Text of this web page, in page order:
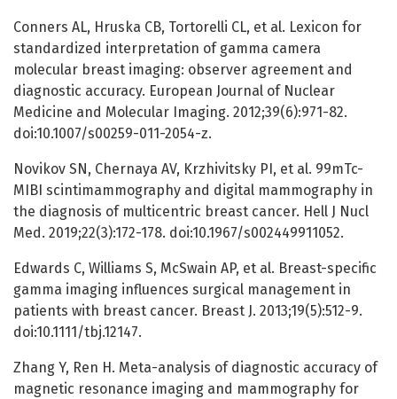
Conners AL, Hruska CB, Tortorelli CL, et al. Lexicon for
standardized interpretation of gamma camera
molecular breast imaging: observer agreement and
diagnostic accuracy. European Journal of Nuclear
Medicine and Molecular Imaging. 2012;39(6):971-82.
doi:10.1007/s00259-011-2054-z.
Novikov SN, Chernaya AV, Krzhivitsky PI, et al. 99mTc-
MIBI scintimammography and digital mammography in
the diagnosis of multicentric breast cancer. Hell J Nucl
Med. 2019;22(3):172-178. doi:10.1967/s002449911052.
Edwards C, Williams S, McSwain AP, et al. Breast-specific
gamma imaging influences surgical management in
patients with breast cancer. Breast J. 2013;19(5):512-9.
doi:10.1111/tbj.12147.
Zhang Y, Ren H. Meta-analysis of diagnostic accuracy of
magnetic resonance imaging and mammography for